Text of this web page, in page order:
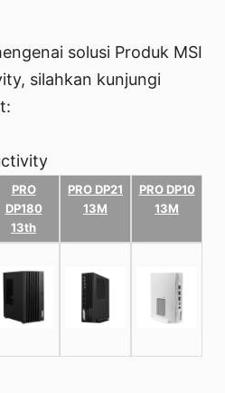
solusi Produk MSI
silahkan kunjungi
PRO
DP180
13th
PRO DP21
13M
PRO DP10
13M